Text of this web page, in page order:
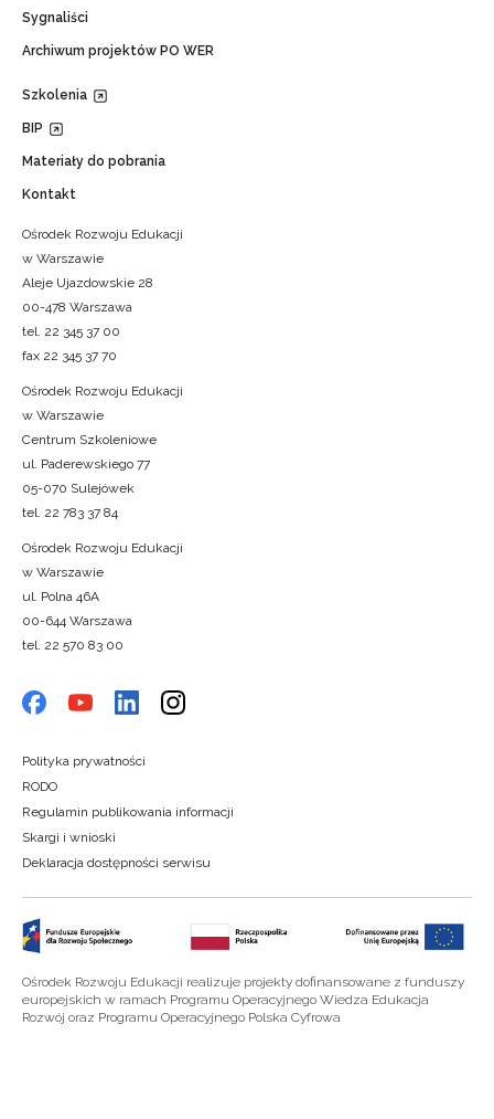
Sygnaliści
Archiwum projektów PO WER
Szkolenia
BIP
Materiały do pobrania
Kontakt
Ośrodek Rozwoju Edukacji
w Warszawie
Aleje Ujazdowskie 28
00-478 Warszawa
tel. 22 345 37 00
fax 22 345 37 70
Ośrodek Rozwoju Edukacji
w Warszawie
Centrum Szkoleniowe
ul. Paderewskiego 77
05-070 Sulejówek
tel. 22 783 37 84
Ośrodek Rozwoju Edukacji
w Warszawie
ul. Polna 46A
00-644 Warszawa
tel. 22 570 83 00
Polityka prywatności
RODO
Regulamin publikowania informacji
Skargi i wnioski
Deklaracja dostępności serwisu
Ośrodek Rozwoju Edukacji realizuje projekty dofinansowane z funduszy
europejskich w ramach Programu Operacyjnego Wiedza Edukacja
Rozwój oraz Programu Operacyjnego Polska Cyfrowa